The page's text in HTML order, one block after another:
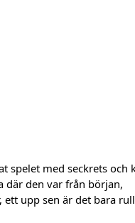
spelet med seckrets och
där den var från början,
upp sen är det bara